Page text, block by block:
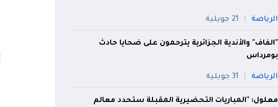
الرياضة 21 جويلية
"الفاف" والأندية الجزائرية يترحمون على ضحايا حادث
بومرداس
الرياضة 31 جويلية
معلول: "المباريات التحضيرية المقبلة ستحدد معالم